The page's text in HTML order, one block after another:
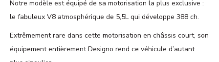
Notre modèle est équipé de sa motorisation la plus exclusive :
le fabuleux V8 atmosphérique de 5,5L qui développe 388 ch.
Extrêmement rare dans cette motorisation en châssis court, son
équipement entièrement Designo rend ce véhicule d’autant